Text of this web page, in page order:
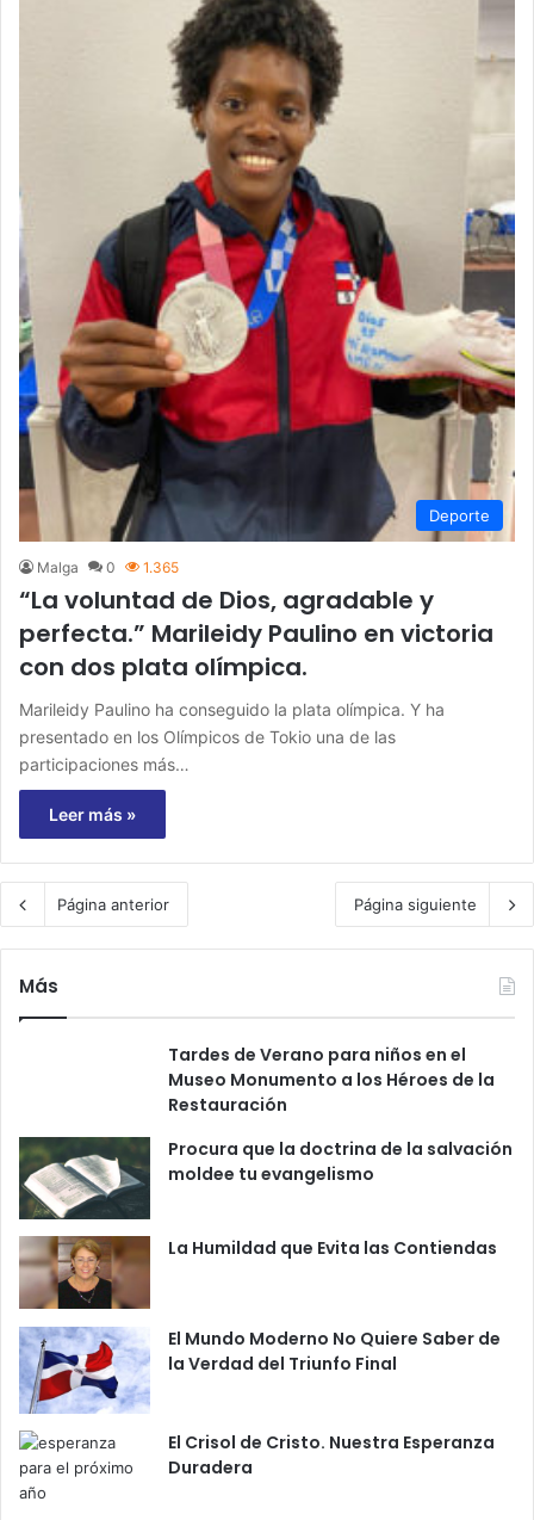
Deporte
Malga 0 1.365
“La voluntad de Dios, agradable y
perfecta.” Marileidy Paulino en victoria
con dos plata olímpica.
Marileidy Paulino ha conseguido la plata olímpica. Y ha
presentado en los Olímpicos de Tokio una de las
participaciones más…
Leer más »
Página anterior Página siguiente
Más
Tardes de Verano para niños en el
Museo Monumento a los Héroes de la
Restauración
Procura que la doctrina de la salvación
moldee tu evangelismo
La Humildad que Evita las Contiendas
El Mundo Moderno No Quiere Saber de
la Verdad del Triunfo Final
El Crisol de Cristo. Nuestra Esperanza
Duradera